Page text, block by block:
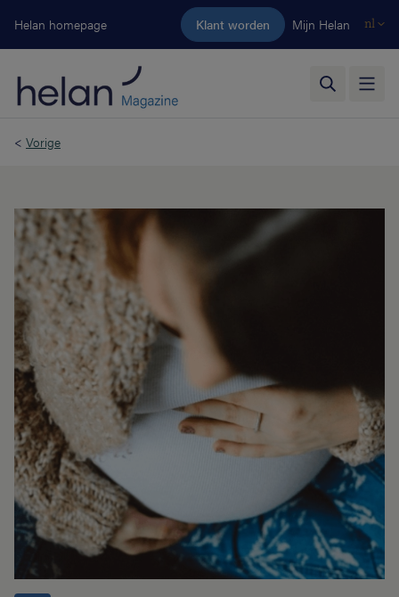
Ga naar de hoofdinhoud
Helan homepage Klant worden Mijn Helan nl
< Vorige